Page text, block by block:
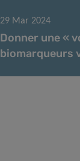
29 Mar 2024
Donner une «
biomarqueurs